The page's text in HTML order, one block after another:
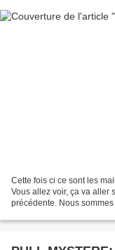
Cette fois ci ce sont les
Vous allez voir, ça va aller
précédente. Nous